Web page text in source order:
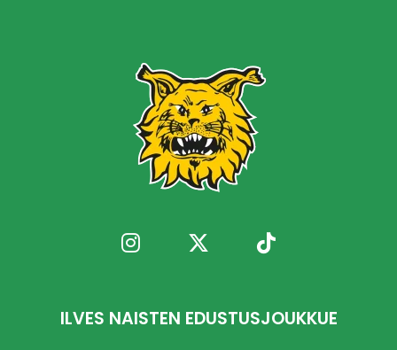
ILVES NAISTEN EDUSTUSJOUKKUE